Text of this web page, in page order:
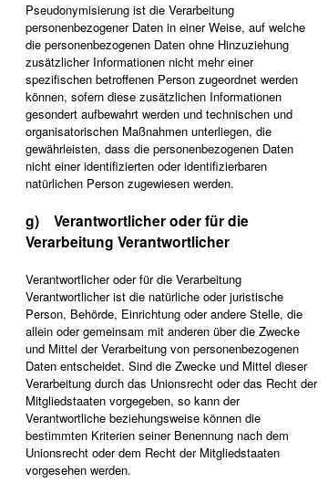
Pseudonymisierung ist die Verarbeitung
personenbezogener Daten in einer Weise, auf welche
die personenbezogenen Daten ohne Hinzuziehung
zusätzlicher Informationen nicht mehr einer
spezifischen betroffenen Person zugeordnet werden
können, sofern diese zusätzlichen Informationen
gesondert aufbewahrt werden und technischen und
organisatorischen Maßnahmen unterliegen, die
gewährleisten, dass die personenbezogenen Daten
nicht einer identifizierten oder identifizierbaren
natürlichen Person zugewiesen werden.
g) Verantwortlicher oder für die
Verarbeitung Verantwortlicher
Verantwortlicher oder für die Verarbeitung
Verantwortlicher ist die natürliche oder juristische
Person, Behörde, Einrichtung oder andere Stelle, die
allein oder gemeinsam mit anderen über die Zwecke
und Mittel der Verarbeitung von personenbezogenen
Daten entscheidet. Sind die Zwecke und Mittel dieser
Verarbeitung durch das Unionsrecht oder das Recht der
Mitgliedstaaten vorgegeben, so kann der
Verantwortliche beziehungsweise können die
bestimmten Kriterien seiner Benennung nach dem
Unionsrecht oder dem Recht der Mitgliedstaaten
vorgesehen werden.